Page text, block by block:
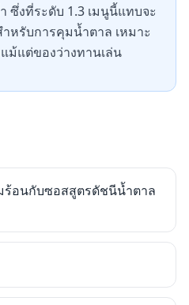
ซึ่งที่ระดับ 1.3 เมนูนี้แทบจะ
หรับการคุมน้ำตาล เหมาะ
แม้แต่ของว่างทานเล่น
อนกับซอสสูตรดัชนีน้ำตาล